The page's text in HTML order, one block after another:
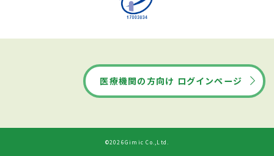
医療機関の方向け ログインページ
©2026Gimic Co.,Ltd.